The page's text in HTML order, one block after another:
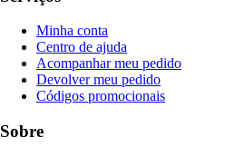
Minha conta
Centro de ajuda
Acompanhar meu pedido
Devolver meu pedido
Códigos promocionais
Sobre